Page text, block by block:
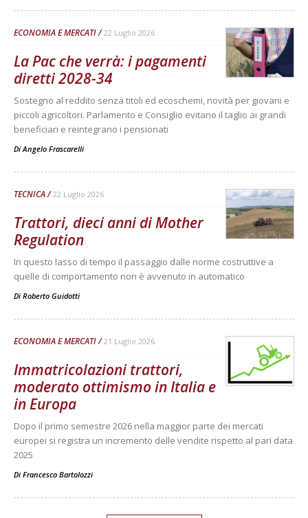
ECONOMIA E MERCATI 22 Luglio 2026
La Pac che verrà: i pagamenti
diretti 2028-34
Sostegno al reddito senza titoli ed ecoschemi, novità per giovani e
piccoli agricoltori. Parlamento e Consiglio evitano il taglio ai grandi
beneficiari e reintegrano i pensionati
DiAngelo Frascarelli
TECNICA 22 Luglio 2026
Trattori, dieci anni di Mother
Regulation
In questo lasso di tempo il passaggio dalle norme costruttive a
quelle di comportamento non è avvenuto in automatico
Di Roberto Guidotti
ECONOMIA E MERCATI 21 Luglio 2026
Immatricolazioni trattori,
moderato ottimismo in Italia e
in Europa
Dopo il primo semestre 2026 nella maggior parte dei mercati
europei si registra un incremento delle vendite rispetto al pari data
2025
Di Francesco Bartolozzi